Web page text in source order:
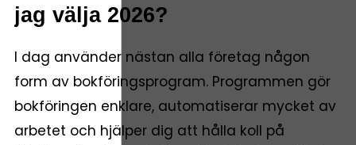
jag välja 2026?
I dag använder nästan alla företag någon
form av bokföringsprogram. Programmen gör
bokföringen enklare, automatiserar mycket av
arbetet och hjälper dig att hålla koll på